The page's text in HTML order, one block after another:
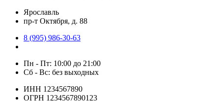
Ярославль
пр-т Октября, д. 88
8 (995) 986-30-63
Пн - Пт: 10:00 до 21:00
Сб - Вс: без выходных
ИНН 1234567890
ОГРН 1234567890123